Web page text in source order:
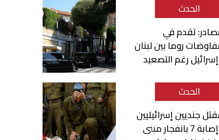
الحدث
تقدم في
روما بين لبنان
رغم التصعيد
الحدث
جنديين إسرائيليين
وإصابة 7 بانفجار مبنى